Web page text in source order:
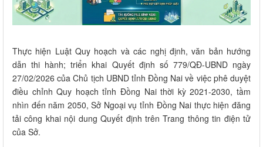
Thực hiện Luật Quy hoạch và các nghị định, văn bản hướng
dẫn thi hành; triển khai Quyết định số 779/QĐ-UBND ngày
27/02/2026 của Chủ tịch UBND tỉnh Đồng Nai về việc phê duyệt
điều chỉnh Quy hoạch tỉnh Đồng Nai thời kỳ 2021-2030, tầm
nhìn đến năm 2050, Sở Ngoại vụ tỉnh Đồng Nai thực hiện đăng
tải công khai nội dung Quyết định trên Trang thông tin điện tử
của Sở.